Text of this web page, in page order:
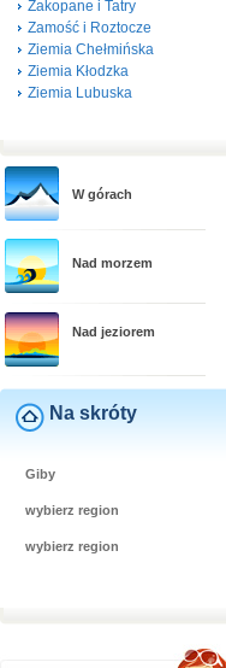
Zakopane i Tatry
Zamość i Roztocze
Ziemia Chełmińska
Ziemia Kłodzka
Ziemia Lubuska
W górach
Nad morzem
Nad jeziorem
Na skróty